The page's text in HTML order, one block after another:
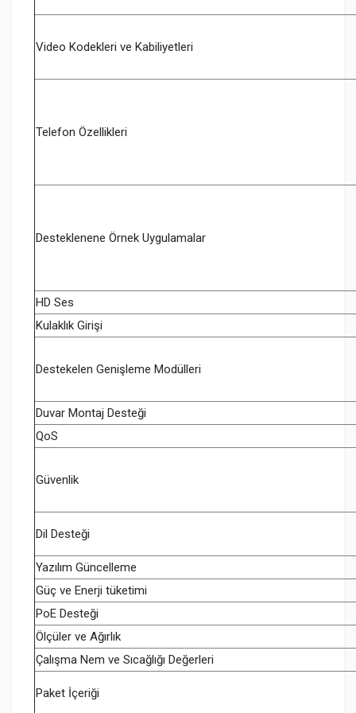
Video Kodekleri ve Kabiliyetleri
Telefon Özellikleri
Desteklenene Örnek Uygulamalar
HD Ses
Kulaklık Girişi
Destekelen Genişleme Modülleri
Duvar Montaj Desteği
QoS
Güvenlik
Dil Desteği
Yazılım Güncelleme
Güç ve Enerji tüketimi
PoE Desteği
Ölçüler ve Ağırlık
Çalışma Nem ve Sıcağlığı Değerleri
Paket İçeriği